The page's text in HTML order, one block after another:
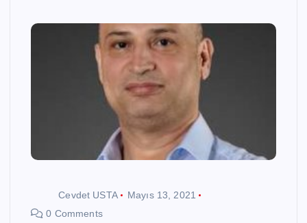
Cevdet USTA
Mayıs 13, 2021
0 Comments